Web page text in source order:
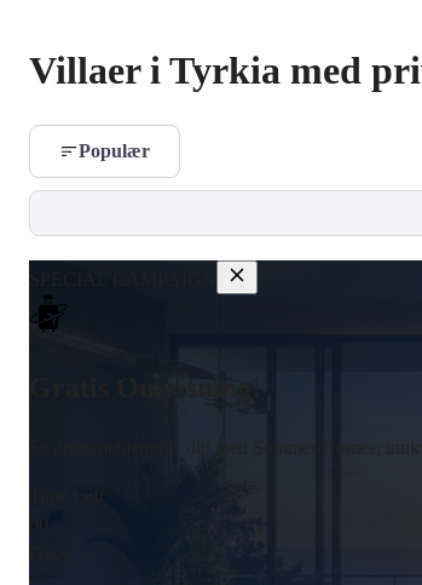
Villaer i Tyrkia med
Populær
Se drømmehjemmet ditt med Summer Homes;